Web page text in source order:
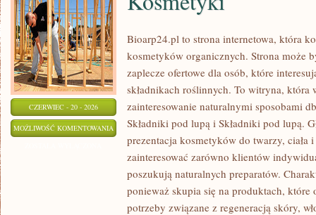
CZERWIEC - 20 - 2026
MOŻLIWOŚĆ KOMENTOWANIA KOSMETYKI
Bioarp24.pl to strona internetowa, która
kosmetyków organicznych. Strona może
zaplecze ofertowe dla osób, które
składnikach roślinnych. To witryna, która
zainteresowanie naturalnymi sposobami
Składniki pod lupą i Składniki pod lupą.
prezentacja kosmetyków do twarzy, ciała
zainteresować zarówno klientów
poszukują naturalnych preparatów.
ponieważ skupia się na produktach, które
potrzeby związane z regeneracją skóry,